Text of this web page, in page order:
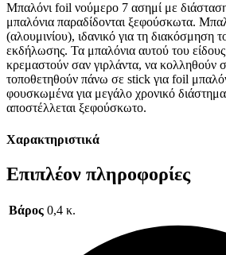
Μπαλόνι foil νούμερο 7 ασημί με
μπαλόνια παραδίδονται ξεφούσκωτα.
(αλουμινίου), ιδανικό για τη διακόσμηση
εκδήλωσης. Τα μπαλόνια αυτού του
κρεμαστούν σαν γιρλάντα, να κολληθούν
τοποθετηθούν πάνω σε stick για foil
φουσκωμένα για μεγάλο χρονικό
αποστέλλεται ξεφούσκωτο.
Χαρακτηριστικά
Επιπλέον πληροφορίες
Βάρος 0,4 κ.